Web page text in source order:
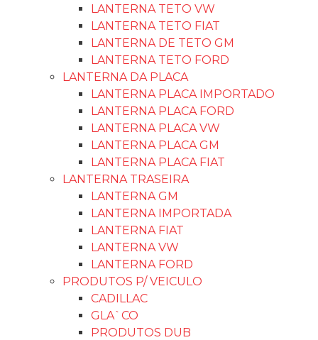
LANTERNA TETO VW
LANTERNA TETO FIAT
LANTERNA DE TETO GM
LANTERNA TETO FORD
LANTERNA DA PLACA
LANTERNA PLACA IMPORTADO
LANTERNA PLACA FORD
LANTERNA PLACA VW
LANTERNA PLACA GM
LANTERNA PLACA FIAT
LANTERNA TRASEIRA
LANTERNA GM
LANTERNA IMPORTADA
LANTERNA FIAT
LANTERNA VW
LANTERNA FORD
PRODUTOS P/ VEICULO
CADILLAC
GLA`CO
PRODUTOS DUB